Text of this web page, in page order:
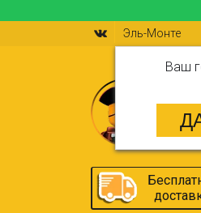
Эль-Монте
Ваш